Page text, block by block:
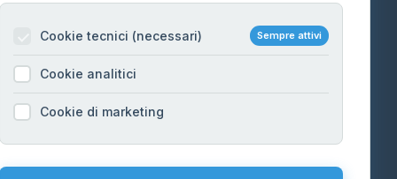
Alto
Informazioni legali
Privacy Policy
Cookie Policy
Mappa del sito
Cookie tecnici (necessari) Sempre attivi
Cookie analitici
Cookie di marketing